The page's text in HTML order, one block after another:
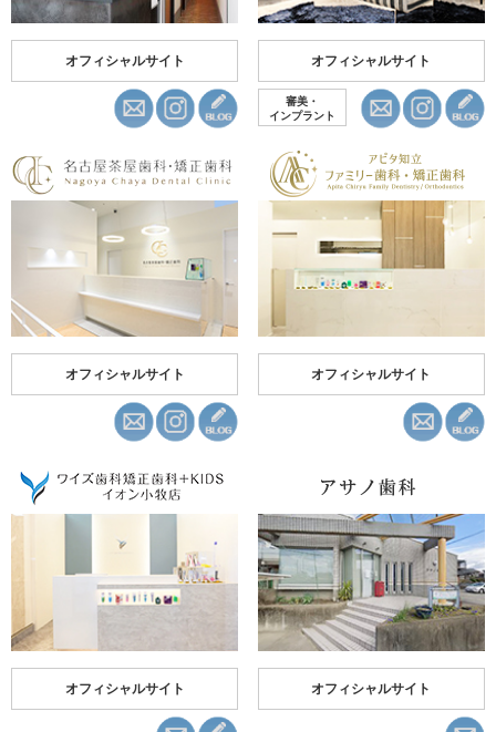
オフィシャルサイト オフィシャルサイト
審美・
インプラント
オフィシャルサイト オフィシャルサイト
オフィシャルサイト オフィシャルサイト